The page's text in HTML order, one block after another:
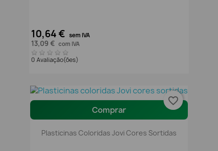
10,64 € sem IVA
13,09 € com IVA
0 Avaliação(ões)
Comprar
Plasticinas Coloridas Jovi Cores Sortidas
favorite_border